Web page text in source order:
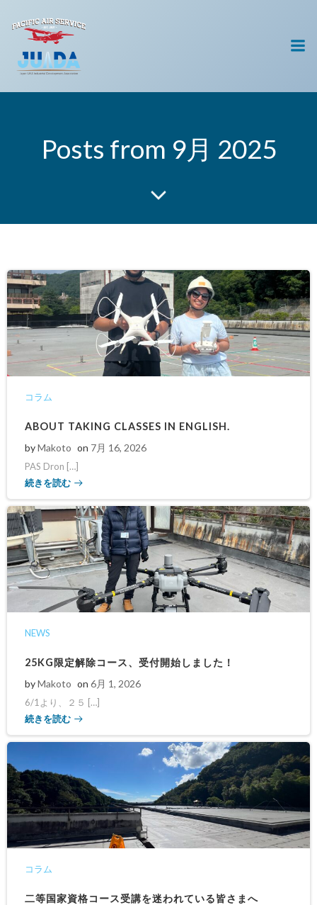
へ
ッ
プ
Posts from 9月 2025
コラム
ABOUT TAKING CLASSES IN ENGLISH.
byMakoto on 7月 16, 2026
PAS Dron […]
続きを読む
NEWS
25KG限定解除コース、受付開始しました！
byMakoto on 6月 1, 2026
6/1より、２５ […]
続きを読む
コラム
二等国家資格コース受講を迷われている皆さまへ